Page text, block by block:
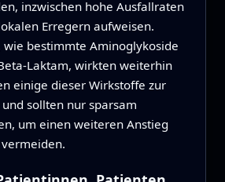
inzwischen hohe Ausfallraten
Erregern aufweisen.
wie bestimmte Aminoglykoside
wirkten weiterhin
einige dieser Wirkstoffe zur
und sollten nur sparsam
um einen weiteren Anstieg